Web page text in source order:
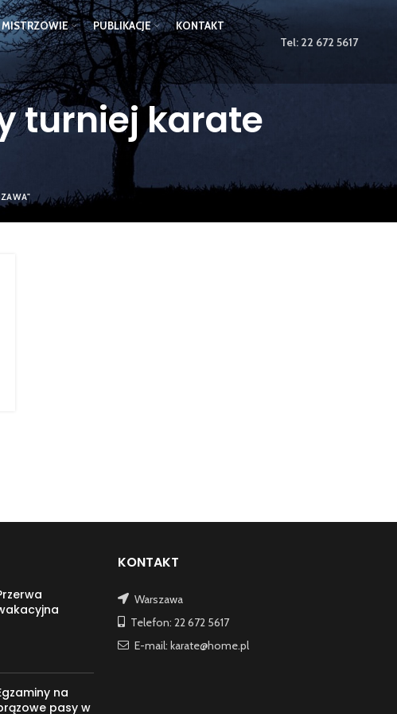
MISTRZOWIE PUBLIKACJE KONTAKT
Tel: 22 672 5617
turniej karate
na
pasy w
KONTAKT
Warszawa
Telefon: 22 672 5617
E-mail: karate@home.pl